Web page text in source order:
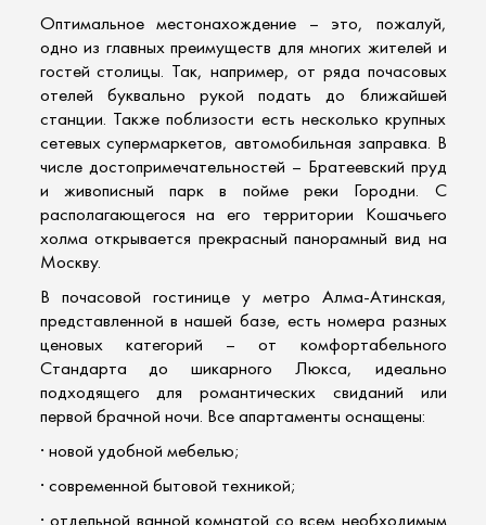
Оптимальное местонахождение – это, пожалуй,
одно из главных преимуществ для многих жителей и
гостей столицы. Так, например, от ряда почасовых
отелей буквально рукой подать до ближайшей
станции. Также поблизости есть несколько крупных
сетевых супермаркетов, автомобильная заправка. В
числе достопримечательностей – Братеевский пруд
и живописный парк в пойме реки Городни. С
располагающегося на его территории Кошачьего
холма открывается прекрасный панорамный вид на
Москву.
В почасовой гостиницеу метро Алма-Атинская,
представленной в нашей базе, есть номера разных
ценовых категорий – от комфортабельного
Стандарта до шикарного Люкса, идеально
подходящего для романтических свиданий или
первой брачной ночи. Все апартаменты оснащены:
· новой удобной мебелью;
· современной бытовой техникой;